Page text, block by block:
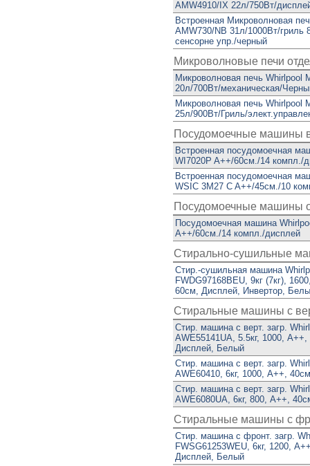
AMW4910/IX 22л/750Вт/
Встроенная Микроволновая
AMW730/NB 31л/1000Вт/гриль
сенсорне упр./черный
Микроволновые печи
Микроволновая печь Whirlpool
20л/700Вт/механическая/
Микроволновая печь Whirlpool
25л/900Вт/Гриль/
Посудомоечные машины
Встроенная посудомоечная
WI7020P A++/60см./14 компл./
Встроенная посудомоечная
WSIC 3M27 C A++/45см./10
Посудомоечные машины
Посудомоечная машина
A++/60см./14 компл./дисплей
Стирально-сушильные
Стир.-сушильная машина
FWDG97168BEU, 9кг (7кг),
60см, Дисплей, Инвертор,
Стиральные машины с
Стир. машина с верт. загр.
AWE55141UA, 5.5кг, 1000,
Дисплей, Белый
Стир. машина с верт. загр.
AWE60410, 6кг, 1000, A++,
Стир. машина с верт. загр.
AWE6080UA, 6кг, 800, A++,
Стиральные машины с
Стир. машина с фронт. загр.
FWSG61253WEU, 6кг, 1200,
Дисплей, Белый